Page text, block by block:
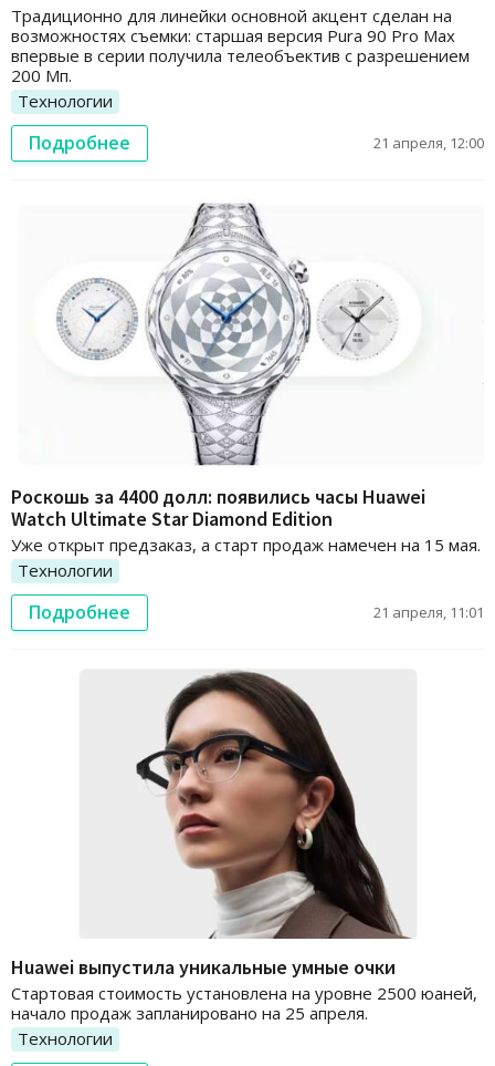
Традиционно для линейки основной акцент сделан на
возможностях съемки: старшая версия Pura 90 Pro Max
впервые в серии получила телеобъектив с разрешением
200 Мп.
Технологии
Подробнее 21 апреля, 12:00
Роскошь за 4400 долл: появились часы Huawei
Watch Ultimate Star Diamond Edition
Уже открыт предзаказ, а старт продаж намечен на 15 мая.
Технологии
Подробнее 21 апреля, 11:01
Huawei выпустила уникальные умные очки
Стартовая стоимость установлена на уровне 2500 юаней,
начало продаж запланировано на 25 апреля.
Технологии